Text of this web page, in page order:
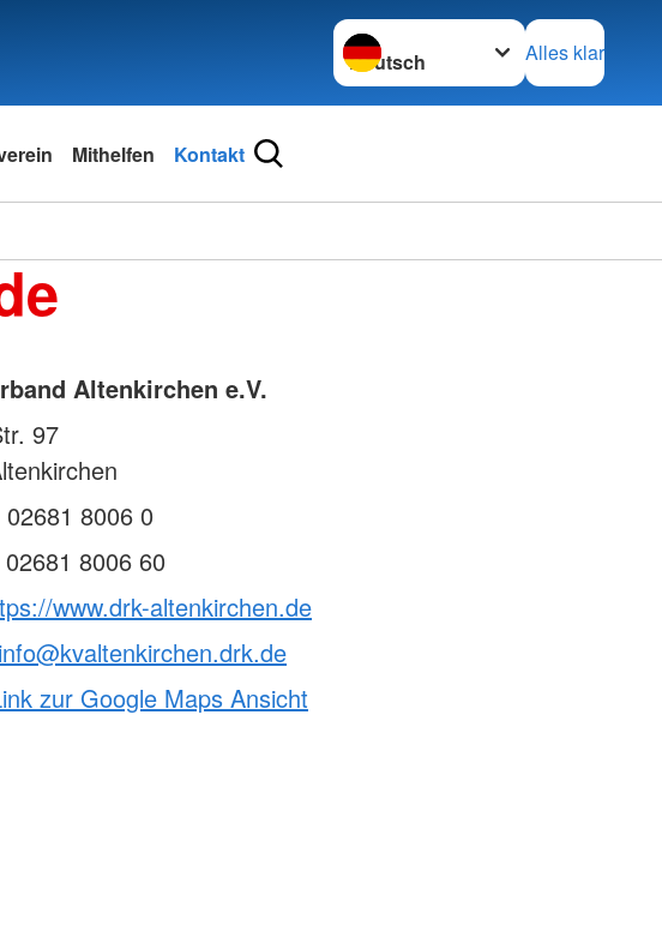
Sprache wechseln zu
Alles klar
Mithelfen Kontakt
Altenkirchen e.V.
97
02681 8006 0
02681 8006 60
www.drk-altenkirchen.de
info@kvaltenkirchen.drk.de
zur Google Maps Ansicht